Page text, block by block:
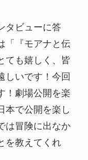
タビューに答
「『モアナと伝
ても嬉しく、皆
しいです！今回
！劇場公開を楽
本で公開を楽し
は冒険に出なか
を教えてくれ